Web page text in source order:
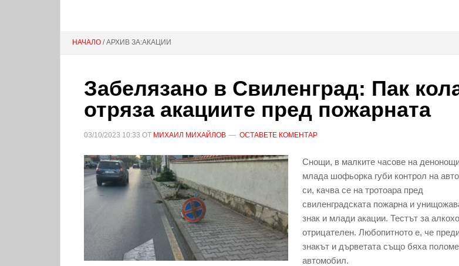
НАЧАЛО / АРХИВ ЗА:АКАЦИИ
Забелязано в Свиленград: Пак
отряза акациите пред пожарната
03/10/2023 10:33 ОТ МИХАИЛ МИХАЙЛОВ ОСТАВЕТЕ КОМЕНТАР
Снощи, в малките часове на
млада шофьорка губи контрол на
си, качва се на тротоара пред
свиленградската пожарна и
знак и млади акации. Тестът за
отрицателен. Любопитното е, че
знакът и дърветата също бяха
автомобил.